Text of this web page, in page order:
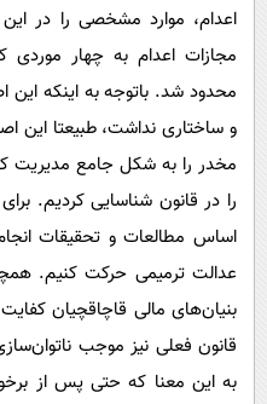
اعدام، موارد مشخصی را در
مجازات اعدام به چهار موردی
محدود شد. باتوجه به اینکه
و ساختاری نداشت، طبیعتا این
مخدر را به شکل جامع مدیریت
را در قانون شناسایی کردیم.
اساس مطالعات و تحقیقات
عدالت ترمیمی حرکت کنیم.
بنیان‌های مالی قاچاقچیان
قانون فعلی نیز موجب
به این معنا که حتی پس از